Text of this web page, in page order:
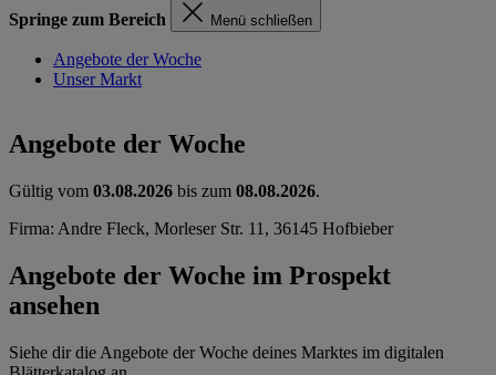
Springe zum Bereich Menü schließen
Angebote der Woche
Unser Markt
Angebote der Woche
Gültig vom 03.08.2026 bis zum 08.08.2026.
Firma: Andre Fleck, Morleser Str. 11, 36145 Hofbieber
Angebote der Woche im Prospekt
ansehen
Siehe dir die Angebote der Woche deines Marktes im digitalen